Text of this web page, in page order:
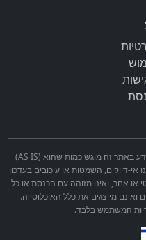
המידע באתר זה מוגש כמות שהוא (AS IS)
דיוקים, השמטות או עיכובים בעדכון
או אחר, ואינו מזוהה עם הכנסת או כל
מייצגים את כלל האוכלוסייה.
המשתמש בלבד.